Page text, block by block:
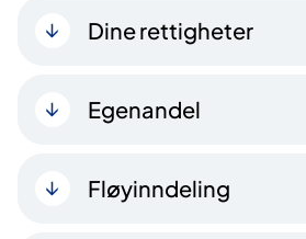
Dine rettigheter
Egenandel
Fløyinndeling